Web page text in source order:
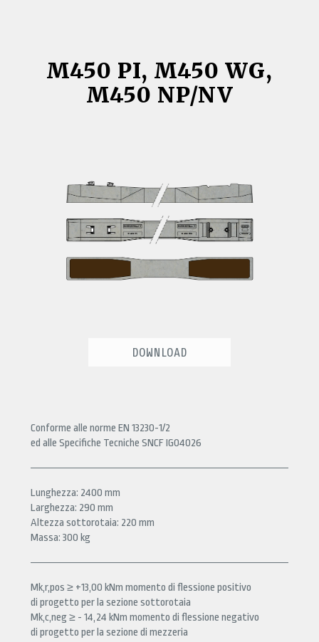
M450 PI, M450 WG,
M450 NP/NV
DOWNLOAD
Conforme alle norme EN 13230-1/2
ed alle Specifiche Tecniche SNCF IG04026
Lunghezza: 2400 mm
Larghezza: 290 mm
Altezza sottorotaia: 220 mm
Massa: 300 kg
Mk,r,pos ≥ +13,00 kNm momento di flessione positivo
di progetto per la sezione sottorotaia
Mk,c,neg ≥ - 14,24 kNm momento di flessione negativo
di progetto per la sezione di mezzeria